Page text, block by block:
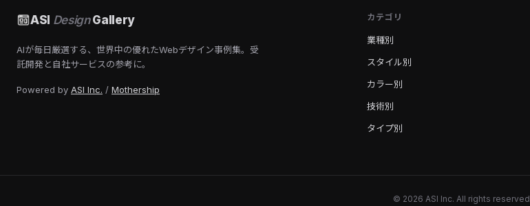
ASI DesignGallery
AIが毎日厳選する、世界中の優れたWebデザイン事例集。受
託開発と自社サービスの参考に。
Powered by ASI Inc. / Mothership
カテゴリ
業種別
スタイル別
カラー別
技術別
タイプ別
© 2026 ASI Inc. All rights